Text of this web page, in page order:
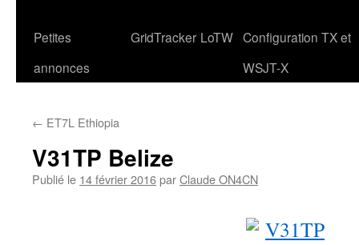
Petites
annonces
GridTracker LoTW Configuration TX et
WSJT-X
← ET7L Ethiopia
V31TP Belize
Publié le 14 février 2016parClaude ON4CN